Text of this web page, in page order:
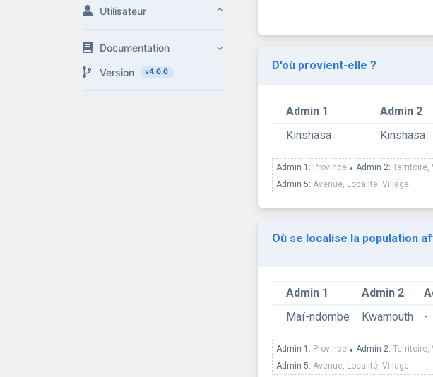
Utilisateur
Documentation
Version v4.0.0 D'où provient-elle ?
Admin 1 Admin 2
Kinshasa
Kinshasa
Admin 1: Province • Admin 2: Territoire,
Admin 5: Avenue, Localité, Village
Où se localise la population
Admin 1 Admin 2
Maï-ndombe
Kwamouth -
Admin 1: Province • Admin 2: Territoire,
Admin 5: Avenue, Localité, Village